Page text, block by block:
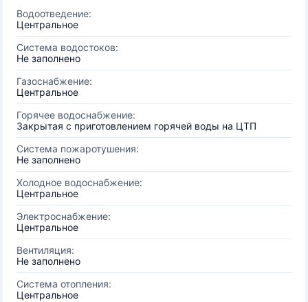
Водоотведение:
Центральное
Система водостоков:
Не заполнено
Газоснабжение:
Центральное
Горячее водоснабжение:
Закрытая с приготовлением горячей воды на ЦТП
Система пожаротушения:
Не заполнено
Холодное водоснабжение:
Центральное
Электроснабжение:
Центральное
Вентиляция:
Не заполнено
Система отопления:
Центральное